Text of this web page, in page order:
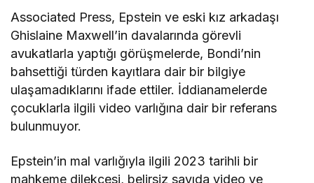
Associated Press, Epstein ve eski kız arkadaşı
Ghislaine Maxwell’in davalarında görevli
avukatlarla yaptığı görüşmelerde, Bondi’nin
bahsettiği türden kayıtlara dair bir bilgiye
ulaşamadıklarını ifade ettiler. İddianamelerde
çocuklarla ilgili video varlığına dair bir referans
bulunmuyor.
Epstein’in mal varlığıyla ilgili 2023 tarihli bir
mahkeme dilekçesi, belirsiz sayıda video ve